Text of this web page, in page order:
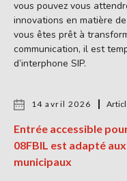
vous pouvez vous
innovations en matière
vous êtes prêt à
communication, il est
d’interphone SIP.
14 avril 2026
Entrée accessible
08FBIL est adapté
municipaux